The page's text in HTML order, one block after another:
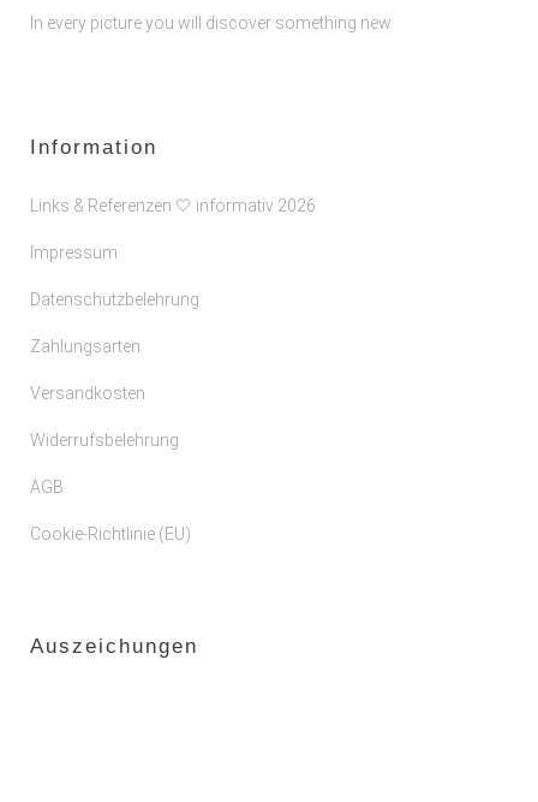
In every picture you will discover something new.
Information
Links & Referenzen 🤍 informativ 2026
Impressum
Datenschutzbelehrung
Zahlungsarten
Versandkosten
Widerrufsbelehrung
AGB
Cookie-Richtlinie (EU)
Auszeichungen